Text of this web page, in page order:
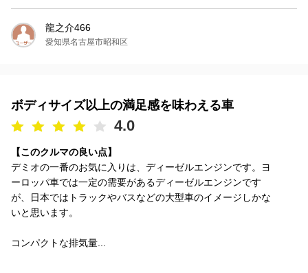
龍之介466
愛知県名古屋市昭和区
ボディサイズ以上の満足感を味わえる車
4.0
【このクルマの良い点】
デミオの一番のお気に入りは、ディーゼルエンジンです。ヨ
ーロッパ車では一定の需要があるディーゼルエンジンです
が、日本ではトラックやバスなどの大型車のイメージしかな
いと思います。
コンパクトな排気量...